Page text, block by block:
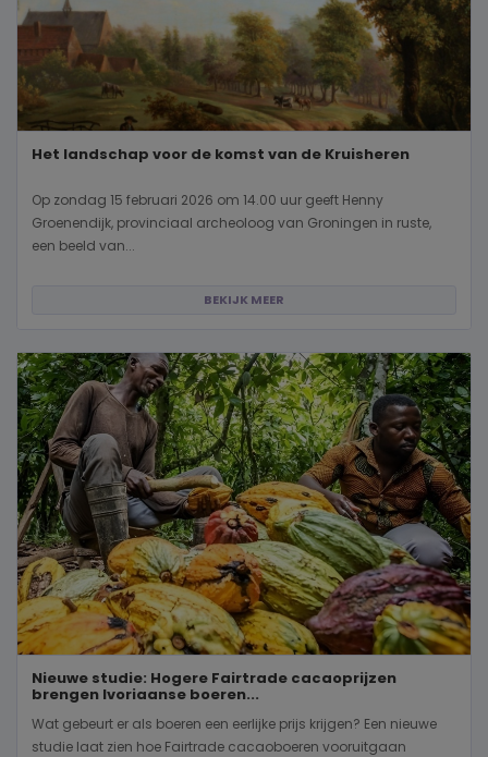
Het landschap voor de komst van de Kruisheren
Op zondag 15 februari 2026 om 14.00 uur geeft Henny
Groenendijk, provinciaal archeoloog van Groningen in ruste,
een beeld van...
BEKIJK MEER
Nieuwe studie: Hogere Fairtrade cacaoprijzen
brengen Ivoriaanse boeren...
Wat gebeurt er als boeren een eerlijke prijs krijgen? Een nieuwe
studie laat zien hoe Fairtrade cacaoboeren vooruitgaan